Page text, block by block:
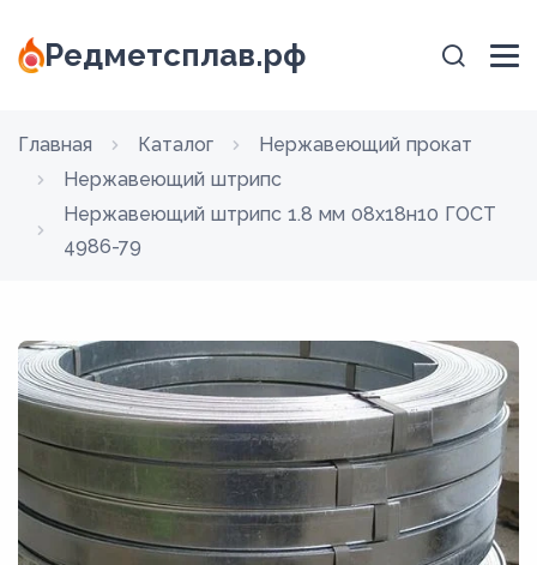
Редметсплав.рф
Главная Каталог
Нержавеющий прокат
Нержавеющий штрипс
Нержавеющий штрипс 1.8 мм 08х18н10 ГОСТ
4986-79